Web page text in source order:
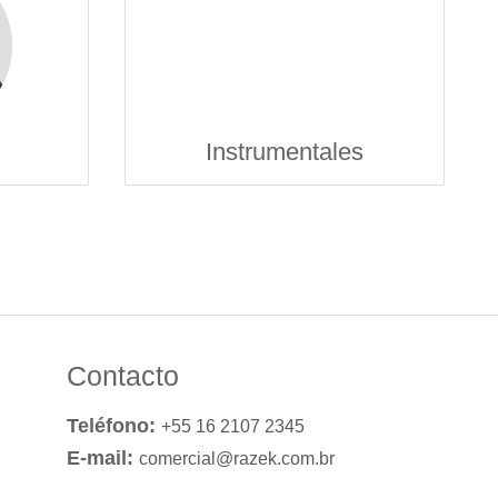
Instrumentales
Contacto
Teléfono: +55 16 2107 2345
E-mail: comercial@razek.com.br